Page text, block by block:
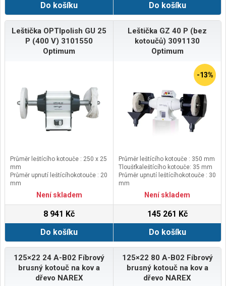
Do košíku
Do košíku
Leštička OPTIpolish GU 25
P (400 V) 3101550
Optimum
Průměr leštícího kotouče : 250 x 25
mm
Průměr upnutí leštícíhokotouče : 20
mm
Obvodová rychlost brusného
kotouče: 37 m/s
Otáčky: 2850ot/min
Není skladem
8 941 Kč
Do košíku
Leštička GZ 40 P (bez
kotoučů) 3091130
Optimum
-13%
Průměr leštícího kotouče : 350 mm
Tloušťkaleštícího kotouče: 35 mm
Průměr upnutí leštícíhokotouče : 30
mm
Otáčky: 1400ot/min
Není skladem
145 261 Kč
Do košíku
125×22 24 A-B02 Fíbrový
brusný kotouč na kov a
dřevo NAREX
125×22 80 A-B02 Fíbrový
brusný kotouč na kov a
dřevo NAREX